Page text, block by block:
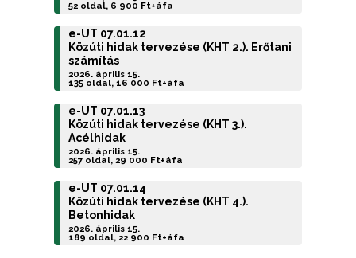
52 oldal, 6 900 Ft+áfa
e-UT 07.01.12
Közúti hidak tervezése (KHT 2.). Erőtani
számítás
2026. április 15.
135 oldal, 16 000 Ft+áfa
e-UT 07.01.13
Közúti hidak tervezése (KHT 3.).
Acélhidak
2026. április 15.
257 oldal, 29 000 Ft+áfa
e-UT 07.01.14
Közúti hidak tervezése (KHT 4.).
Betonhidak
2026. április 15.
189 oldal, 22 900 Ft+áfa